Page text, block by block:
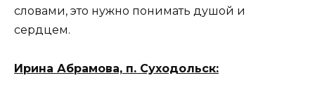
словами, это нужно понимать душой и
сердцем.
Ирина Абрамова, п. Суходольск: